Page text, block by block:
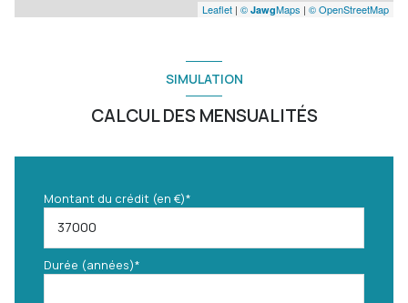
Leaflet | © JawgMaps | © OpenStreetMap
SIMULATION
CALCUL DES MENSUALITÉS
Montant du crédit (en €)*
Durée (années)*